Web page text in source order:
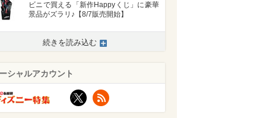
ビニで買える「新作Happyくじ」に豪華
景品がズラリ♪【8/7販売開始】
続きを読み込む
シャルアカウント
X